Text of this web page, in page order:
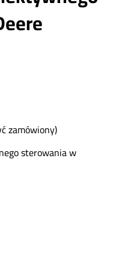
zamówiony)
sterowania w